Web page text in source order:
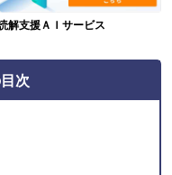
解支援ＡＩサービス
次